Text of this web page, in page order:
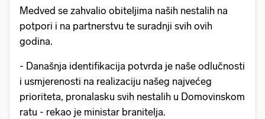
Medved se zahvalio obiteljima naših nestalih na
potpori i na partnerstvu te suradnji svih ovih
godina.
- Današnja identifikacija potvrda je naše odlučnosti
i usmjerenosti na realizaciju našeg najvećeg
prioriteta, pronalasku svih nestalih u Domovinskom
ratu - rekao je ministar branitelja.